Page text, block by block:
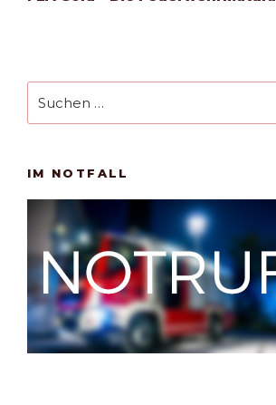
nach:
IM NOTFALL